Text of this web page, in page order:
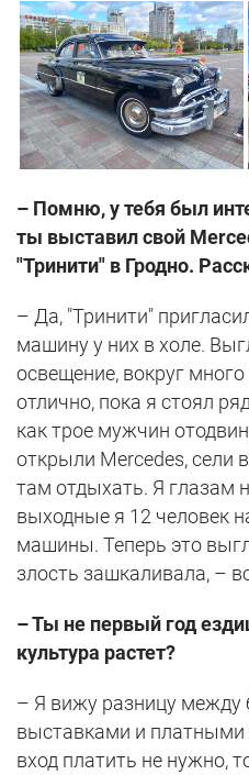
– Помню, у тебя был
ты выставил свой
"Тринити" в Гродно.
– Да, "Тринити"
машину у них в холе.
освещение, вокруг
отлично, пока я стоял
как трое мужчин
открыли Mercedes, сели
там отдыхать. Я глазам
выходные я 12 человек
машины. Теперь это
злость зашкаливала, –
– Ты не первый год
культура растет?
– Я вижу разницу между
выставками и платными
вход платить не нужно,